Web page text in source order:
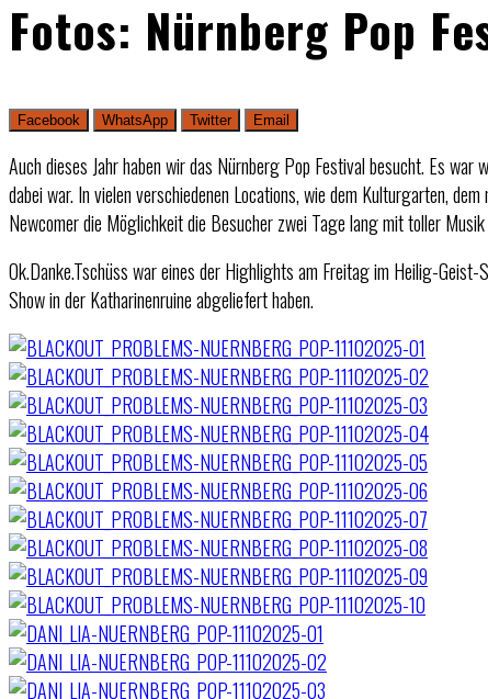
Fotos: Nürnberg Pop
Facebook WhatsApp Twitter Email
Auch dieses Jahr haben wir das Nürnberg Pop Festival besucht. Es
dabei war. In vielen verschiedenen Locations, wie dem Kulturgarten,
Newcomer die Möglichkeit die Besucher zwei Tage lang mit toller
Ok.Danke.Tschüss war eines der Highlights am Freitag im Heilig-
Show in der Katharinenruine abgeliefert haben.